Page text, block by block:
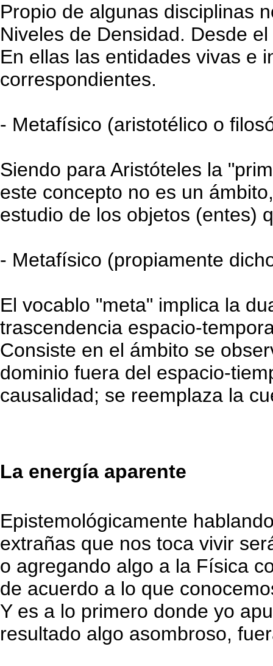
Propio de algunas disciplinas
Niveles de Densidad. Desde
En ellas las entidades vivas e
correspondientes.
- Metafísico (aristotélico o
Siendo para Aristóteles la
este concepto no es un
estudio de los objetos (entes)
- Metafísico (propiamente
El vocablo "meta" implica la
trascendencia espacio-
Consiste en el ámbito se
dominio fuera del espacio-
causalidad; se reemplaza la
La energía aparente
Epistemológicamente
extrañas que nos toca vivir
o agregando algo a la Física
de acuerdo a lo que
Y es a lo primero donde yo
resultado algo asombroso,